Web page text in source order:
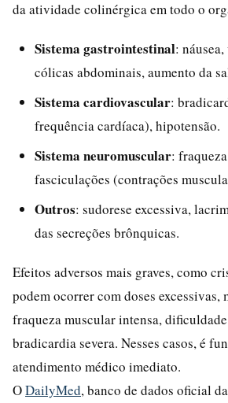
da atividade colinérgica em todo o
Sistema gastrointestinal:
cólicas abdominais, aumento da
Sistema cardiovascular:
frequência cardíaca), hipotensão.
Sistema neuromuscular:
fasciculações (contrações
Outros: sudorese excessiva,
das secreções brônquicas.
Efeitos adversos mais graves, como
podem ocorrer com doses excessivas,
fraqueza muscular intensa,
bradicardia severa. Nesses casos, é
atendimento médico imediato.
ODailyMed, banco de dados oficial